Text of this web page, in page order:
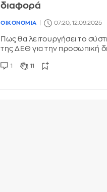
διαφορά
ΟΙΚΟΝΟΜΙΑ 07:20, 12.09.2025
Πως θα λειτουργήσει το
της ΔΕΘ για την προσωπική
1 11